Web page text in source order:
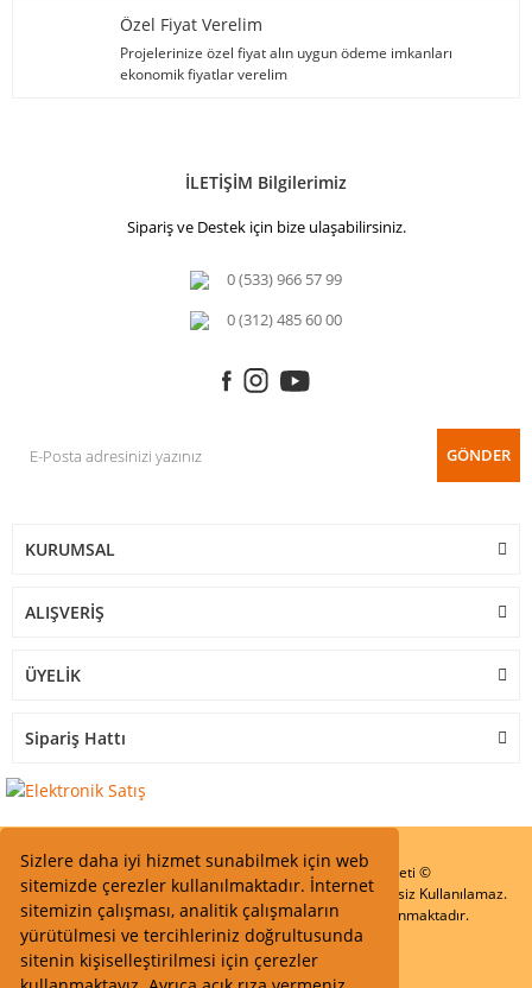
Sizlere daha iyi hizmet sunabilmek için web
sitemizde çerezler kullanılmaktadır. İnternet
sitemizin çalışması, analitik çalışmaların
yürütülmesi ve tercihleriniz doğrultusunda
sitenin kişiselleştirilmesi için çerezler
Özel Fiyat Verelim
Projelerinize özel fiyat alın uygun ödeme imkanları
ekonomik fiyatlar verelim
İLETİŞİM Bilgilerimiz
Sipariş ve Destek için bize ulaşabilirsiniz.
0 (533) 966 57 99
0 (312) 485 60 00
GÖNDER
KURUMSAL
ALIŞVERİŞ
ÜYELİK
Sipariş Hattı
Start Elektronik Sanayi ve Ticaret Limited Şirketi ©
Resimler Yazılar ve İçeriklerin Tüm hakları saklıdır ve İzinsiz Kullanılamaz.
Kredi kartı bilgileriniz 256bit SSL Sertifikası ile Korunmaktadır.